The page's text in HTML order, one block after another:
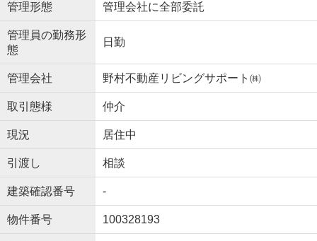
管理形態 管理会社に全部委託
管理員の勤務形
態
日勤
管理会社 野村不動産リビングサポート㈱
取引態様 仲介
現況 居住中
引渡し 相談
建築確認番号 -
物件番号 100328193